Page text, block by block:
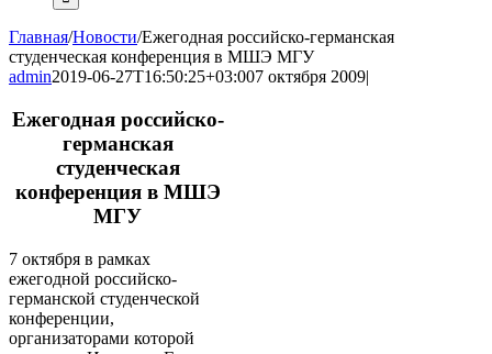
Главная/Новости/Ежегодная российско-германская
студенческая конференция в МШЭ МГУ
admin2019-06-27T16:50:25+03:007 октября 2009|
Ежегодная российско-
германская
студенческая
конференция в МШЭ
МГУ
7 октября в рамках
ежегодной российско-
германской студенческой
конференции,
организаторами которой